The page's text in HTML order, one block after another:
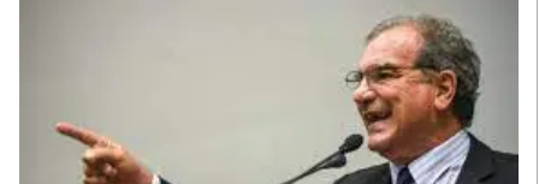
mantiene que vicia todo lo actuado incluido la dispositiva
dictada y aun en lapso de publicación de sentencia.